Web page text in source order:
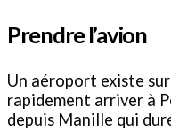
Prendre l’avion
Un aéroport existe
rapidement arriver à
depuis Manille qui